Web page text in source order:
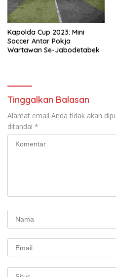
Kapolda Cup 2023: Mini
Soccer Antar Pokja
Wartawan Se-Jabodetabek
Tinggalkan Balasan
Alamat email Anda tidak akan
ditandai *